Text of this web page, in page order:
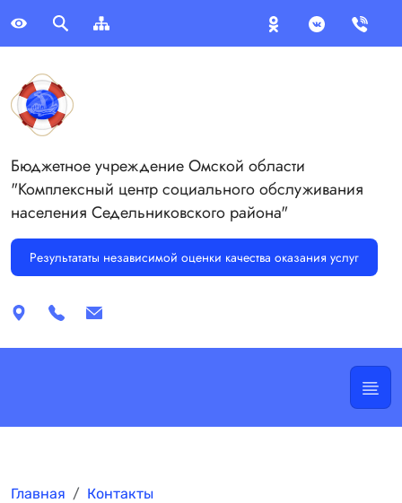
Бюджетное учреждение Омской области
"Комплексный центр социального обслуживания
населения Седельниковского района"
Результататы независимой оценки качества оказания услуг
Главная Контакты